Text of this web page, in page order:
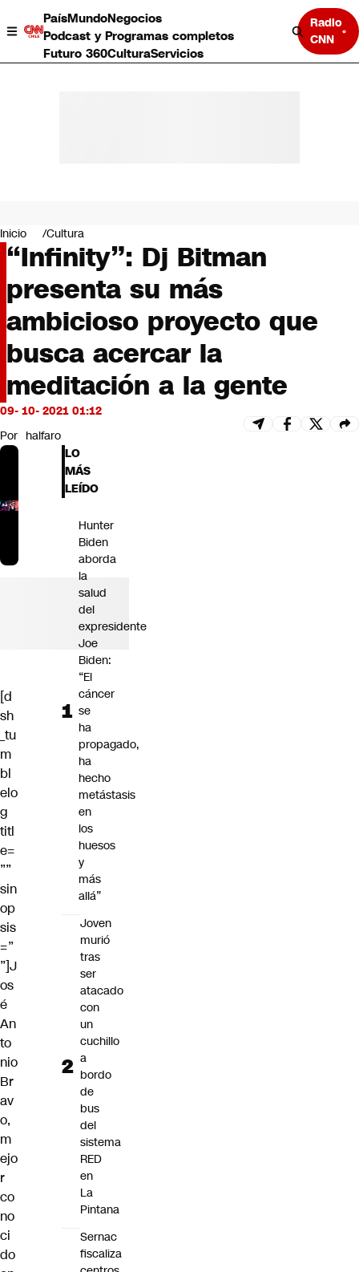
PaísMundoNegocios
Podcast y Programas completos
Futuro 360CulturaServicios
Radio
CNN
Negocios
Deportes
Programas completos
Cultura
Servicios
Bits
CNN tiempo
Futuro 360
Opinión
Inicio Cultura
“Infinity”: Dj Bitman
presenta su más
ambicioso proyecto que
busca acercar la
meditación a la gente
09- 10- 2021 01:12
Por halfaro
[d
sh
_tu
m
bl
elo
g
titl
e=
””
sin
op
sis
=”
”]J
os
é
An
to
nio
Br
av
o,
m
ejo
r
co
no
ci
do
LO
MÁS
LEÍDO
Hunter
Biden
aborda
la
salud
del
expresidente
Joe
Biden:
“El
cáncer
se
ha
propagado,
ha
hecho
metástasis
en
los
huesos
y
más
allá”
Joven
murió
tras
ser
atacado
con
un
cuchillo
a
bordo
de
bus
del
sistema
RED
en
La
Pintana
Sernac
fiscaliza